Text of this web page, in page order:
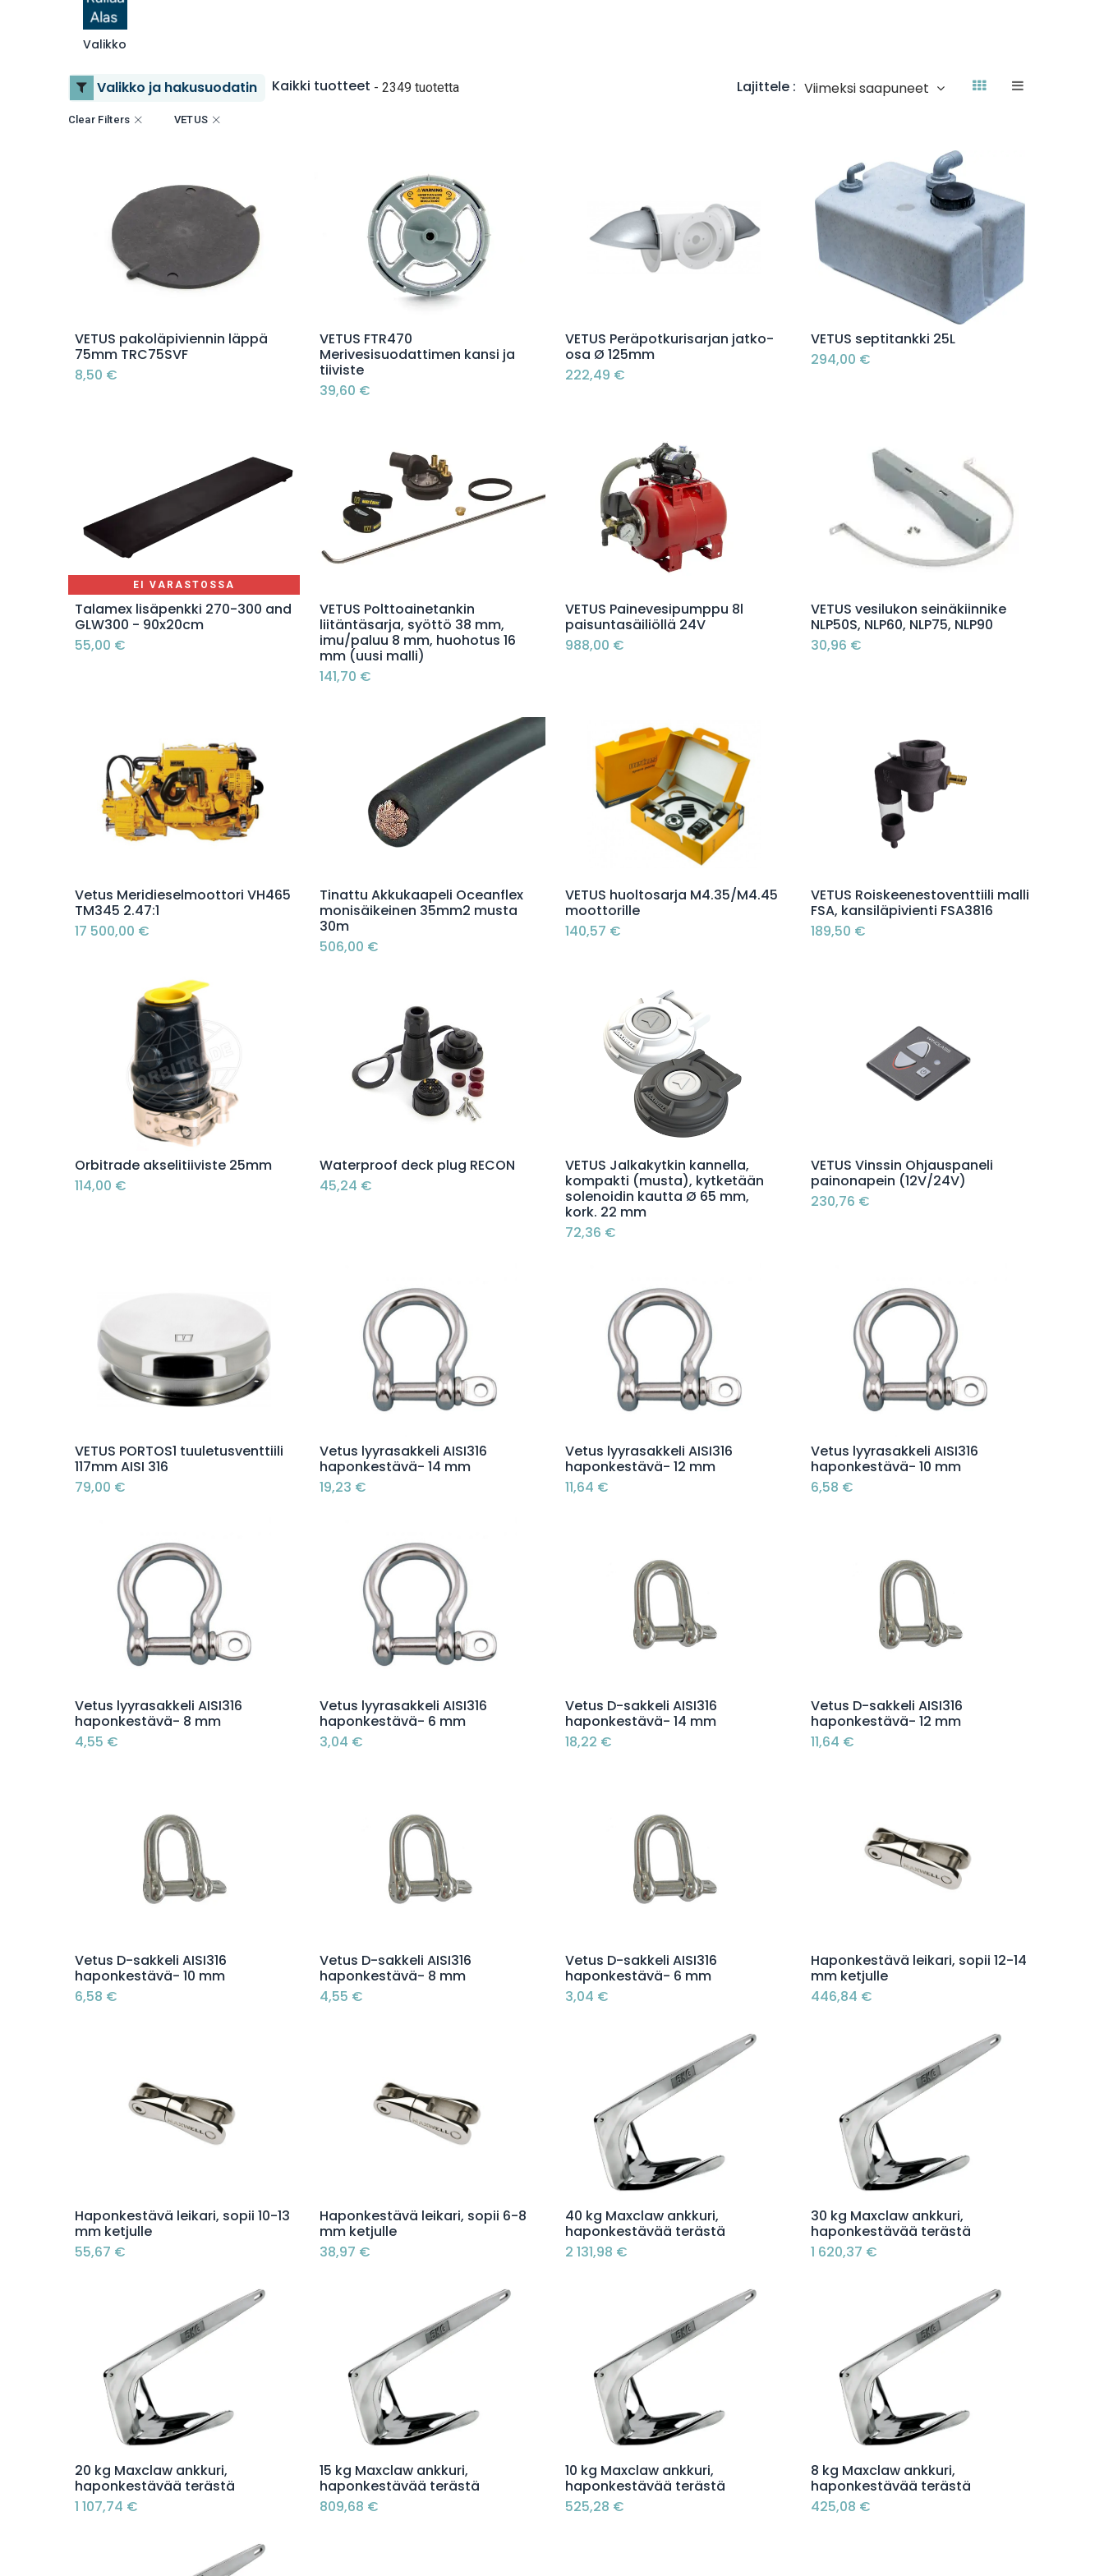
Valikko
Valikko ja hakusuodatin Kaikki tuotteet - 2349 tuotetta Lajittele : Viimeksi saapuneet
Clear Filters VETUS
Lisää ostoskoriin
VETUS pakoläpiviennin läppä
75mm TRC75SVF
8,50 €
Lisää ostoskoriin
VETUS FTR470
Merivesisuodattimen kansi ja
tiiviste
39,60 €
Lisää ostoskoriin
VETUS Peräpotkurisarjan jatko-
osa Ø 125mm
222,49 €
Lisää ostoskoriin
VETUS septitankki 25L
294,00 €
EI VARASTOSSA
Talamex lisäpenkki 270-300 and
GLW300 - 90x20cm
55,00 €
Lisää ostoskoriin
VETUS Polttoainetankin
liitäntäsarja, syöttö 38 mm,
imu/paluu 8 mm, huohotus 16
mm (uusi malli)
141,70 €
Lisää ostoskoriin
VETUS Painevesipumppu 8l
paisuntasäiliöllä 24V
988,00 €
Lisää ostoskoriin
VETUS vesilukon seinäkiinnike
NLP50S, NLP60, NLP75, NLP90
30,96 €
Lisää ostoskoriin
Vetus Meridieselmoottori VH465
TM345 2.47:1
17 500,00 €
Lisää ostoskoriin
Tinattu Akkukaapeli Oceanflex
monisäikeinen 35mm2 musta
30m
506,00 €
Lisää ostoskoriin
VETUS huoltosarja M4.35/M4.45
moottorille
140,57 €
Lisää ostoskoriin
VETUS Roiskeenestoventtiili malli
FSA, kansiläpivienti FSA3816
189,50 €
Lisää ostoskoriin
Orbitrade akselitiiviste 25mm
114,00 €
Lisää ostoskoriin
Waterproof deck plug RECON
45,24 €
Lisää ostoskoriin
VETUS Jalkakytkin kannella,
kompakti (musta), kytketään
solenoidin kautta Ø 65 mm,
kork. 22 mm
72,36 €
Lisää ostoskoriin
VETUS Vinssin Ohjauspaneli
painonapein (12V/24V)
230,76 €
Lisää ostoskoriin
VETUS PORTOS1 tuuletusventtiili
117mm AISI 316
79,00 €
Lisää ostoskoriin
Vetus lyyrasakkeli AISI316
haponkestävä- 14 mm
19,23 €
Lisää ostoskoriin
Vetus lyyrasakkeli AISI316
haponkestävä- 12 mm
11,64 €
Lisää ostoskoriin
Vetus lyyrasakkeli AISI316
haponkestävä- 10 mm
6,58 €
Lisää ostoskoriin
Vetus lyyrasakkeli AISI316
haponkestävä- 8 mm
4,55 €
Lisää ostoskoriin
Vetus lyyrasakkeli AISI316
haponkestävä- 6 mm
3,04 €
Lisää ostoskoriin
Vetus D-sakkeli AISI316
haponkestävä- 14 mm
18,22 €
Lisää ostoskoriin
Vetus D-sakkeli AISI316
haponkestävä- 12 mm
11,64 €
Lisää ostoskoriin
Vetus D-sakkeli AISI316
haponkestävä- 10 mm
6,58 €
Lisää ostoskoriin
Vetus D-sakkeli AISI316
haponkestävä- 8 mm
4,55 €
Lisää ostoskoriin
Vetus D-sakkeli AISI316
haponkestävä- 6 mm
3,04 €
Lisää ostoskoriin
Haponkestävä leikari, sopii 12-14
mm ketjulle
446,84 €
Lisää ostoskoriin
Haponkestävä leikari, sopii 10-13
mm ketjulle
55,67 €
Lisää ostoskoriin
Haponkestävä leikari, sopii 6-8
mm ketjulle
38,97 €
Lisää ostoskoriin
40 kg Maxclaw ankkuri,
haponkestävää terästä
2 131,98 €
Lisää ostoskoriin
30 kg Maxclaw ankkuri,
haponkestävää terästä
1 620,37 €
Lisää ostoskoriin
20 kg Maxclaw ankkuri,
haponkestävää terästä
1 107,74 €
Lisää ostoskoriin
15 kg Maxclaw ankkuri,
haponkestävää terästä
809,68 €
Lisää ostoskoriin
10 kg Maxclaw ankkuri,
haponkestävää terästä
525,28 €
Lisää ostoskoriin
8 kg Maxclaw ankkuri,
haponkestävää terästä
425,08 €